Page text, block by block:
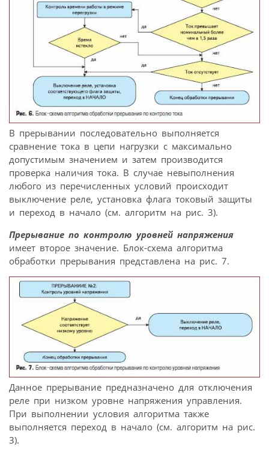
В прерывании последовательно выполняется
сравнение тока в цепи нагрузки с максимально
допустимым значением и затем производится
проверка наличия тока. В случае невыполнения
любого из перечисленных условий происходит
выключение реле, установка флага токовый защиты
и переход в начало (см. алгоритм на рис. 3).
Прерывание по контролю уровней напряжения
имеет второе значение. Блок-схема алгоритма
обработки прерывания представлена на рис. 7.
Данное прерывание предназначено для отключения
реле при низком уровне напряжения управления.
При выполнении условия алгоритма также
выполняется переход в начало (см. алгоритм на рис.
3).